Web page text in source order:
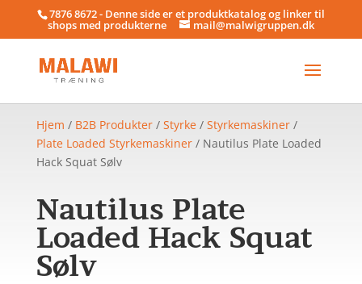
7876 8672 - Denne side er et produktkatalog og linker til
shops med produkterne mail@malwigruppen.dk
Hjem / B2B Produkter/ Styrke/ Styrkemaskiner/
Plate Loaded Styrkemaskiner/ Nautilus Plate Loaded
Hack Squat Sølv
Nautilus Plate
Loaded Hack Squat
Sølv